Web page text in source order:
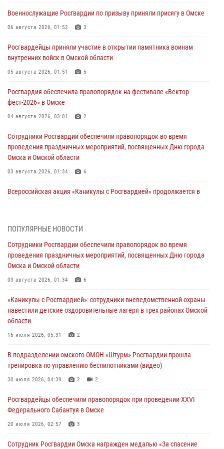
Военнослужащие Росгвардии по призыву приняли присягу в Омске
06 августа 2026, 01:52 3
Росгвардейцы приняли участие в открытии памятника воинам
внутренних войск в Омской области
05 августа 2026, 01:51 5
Росгвардия обеспечила правопорядок на фестивале «Вектор
фест-2026» в Омске
04 августа 2026, 03:01 2
Сотрудники Росгвардии обеспечили правопорядок во время
проведения праздничных мероприятий, посвященных Дню города
Омска и Омской области
03 августа 2026, 01:34 6
Всероссийская акция «Каникулы с Росгвардией» продолжается в
тренировка по управлению беспилотниками (видео)
30 июля 2026, 04:39 2
Росгвардия обеспечила безопасность уникального передвижного
29 июля 2026, 01:49
Росгвардейцы приняли участие в крестном ходе в День крещения
Руси в Омске
При содействии спецназа Росгвардии пресечены нарушения
миграционного законодательства в Омске (видео)
ПОПУЛЯРНЫЕ НОВОСТИ
Сотрудники Росгвардии обеспечили правопорядок во время
проведения праздничных мероприятий, посвященных Дню города
Омска и Омской области
03 августа 2026, 01:34 6
«Каникулы с Росгвардией»: сотрудники вневедомственной охраны
навестили детские оздоровительные лагеря в трех районах Омской
области
16 июля 2026, 05:31 2
В подразделении омского ОМОН «Штурм» Росгвардии прошла
тренировка по управлению беспилотниками (видео)
30 июля 2026, 04:39 2 2
Росгвардейцы обеcпечили правопорядок при проведении XXVI
Федерального Сабантуя в Омске
20 июля 2026, 02:57 3
Сотрудник Росгвардии Омска награжден медалью «За спасение